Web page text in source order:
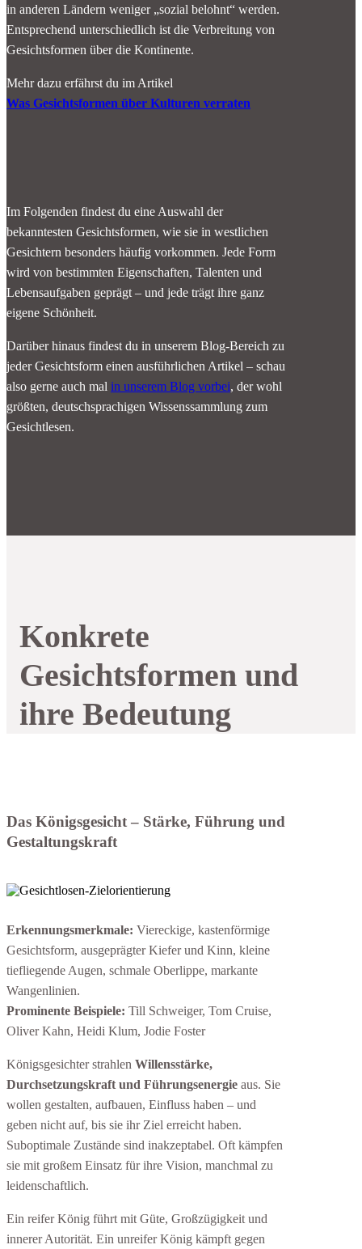
in anderen Ländern weniger „sozial belohnt“ werden.
Entsprechend unterschiedlich ist die Verbreitung von
Gesichtsformen über die Kontinente.
Mehr dazu erfährst du im Artikel
Was Gesichtsformen über Kulturen verraten
Im Folgenden findest du eine Auswahl der
bekanntesten Gesichtsformen, wie sie in westlichen
Gesichtern besonders häufig vorkommen. Jede Form
wird von bestimmten Eigenschaften, Talenten und
Lebensaufgaben geprägt – und jede trägt ihre ganz
eigene Schönheit.
Darüber hinaus findest du in unserem Blog-Bereich zu
jeder Gesichtsform einen ausführlichen Artikel – schau
also gerne auch mal in unserem Blog vorbei, der wohl
größten, deutschsprachigen Wissenssammlung zum
Gesichtlesen.
Konkrete
Gesichtsformen und
ihre Bedeutung
Das Königsgesicht – Stärke, Führung und
Gestaltungskraft
Erkennungsmerkmale: Viereckige, kastenförmige
Gesichtsform, ausgeprägter Kiefer und Kinn, kleine
tiefliegende Augen, schmale Oberlippe, markante
Wangenlinien.
Prominente Beispiele: Till Schweiger, Tom Cruise,
Oliver Kahn, Heidi Klum, Jodie Foster
Königsgesichter strahlen Willensstärke,
Durchsetzungskraft und Führungsenergie aus. Sie
wollen gestalten, aufbauen, Einfluss haben – und
geben nicht auf, bis sie ihr Ziel erreicht haben.
Suboptimale Zustände sind inakzeptabel. Oft kämpfen
sie mit großem Einsatz für ihre Vision, manchmal zu
leidenschaftlich.
Ein reifer König führt mit Güte, Großzügigkeit und
innerer Autorität. Ein unreifer König kämpft gegen